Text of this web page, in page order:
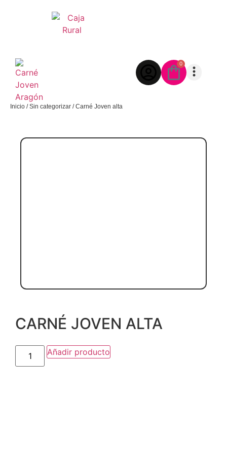
0
Inicio /Sin categorizar / Carné Joven alta
CARNÉ JOVEN ALTA
Añadir producto